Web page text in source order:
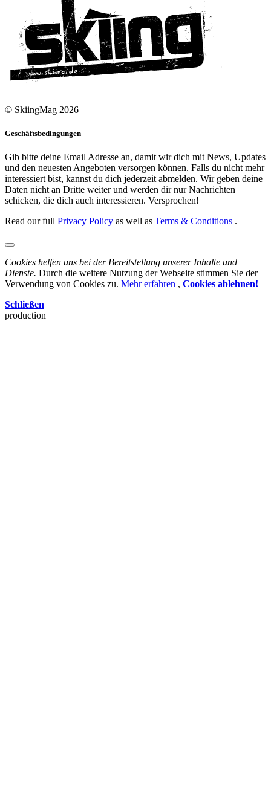
© SkiingMag 2026
Geschäftsbedingungen
Gib bitte deine Email Adresse an, damit wir dich mit News, Updates
und den neuesten Angeboten versorgen können. Falls du nicht mehr
interessiert bist, kannst du dich jederzeit abmelden. Wir geben deine
Daten nicht an Dritte weiter und werden dir nur Nachrichten
schicken, die dich auch interessieren. Versprochen!
Read our full Privacy Policy as well as Terms & Conditions .
Cookies helfen uns bei der Bereitstellung unserer Inhalte und
Dienste. Durch die weitere Nutzung der Webseite stimmen Sie der
Verwendung von Cookies zu. Mehr erfahren , Cookies ablehnen!
Schließen
production